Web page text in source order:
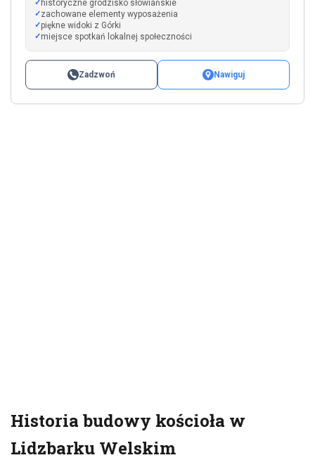
historyczne grodzisko słowiańskie
zachowane elementy wyposażenia
piękne widoki z Górki
miejsce spotkań lokalnej społeczności
Zadzwoń Nawiguj
Historia budowy kościoła w
Lidzbarku Welskim